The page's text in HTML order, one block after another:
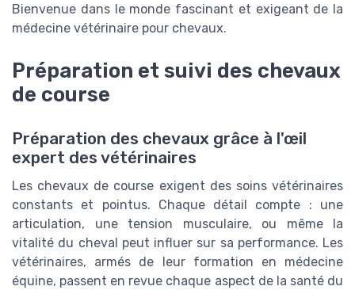
Bienvenue dans le monde fascinant et exigeant de la
médecine vétérinaire pour chevaux.
Préparation et suivi des chevaux
de course
Préparation des chevaux grâce à l'œil
expert des vétérinaires
Les chevaux de course exigent des soins vétérinaires
constants et pointus. Chaque détail compte : une
articulation, une tension musculaire, ou même la
vitalité du cheval peut influer sur sa performance. Les
vétérinaires, armés de leur formation en médecine
équine, passent en revue chaque aspect de la santé du